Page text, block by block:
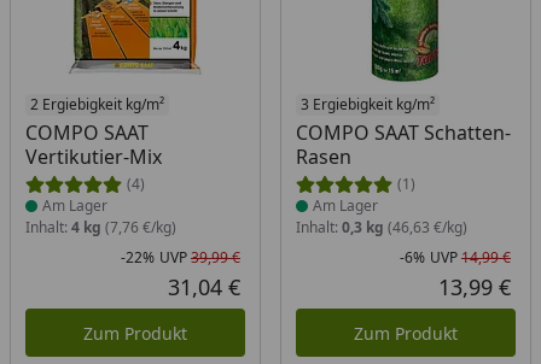
2 Ergiebigkeit kg/m²
COMPO SAAT
Vertikutier-Mix
(4)
Produkt am Lager
Am Lager
Inhalt: 4 kg (7,76 €/kg)
Rabatt in Prozent
-22%
Ursprünglicher Preis
UVP39,99 €
Aktueller Preis
31,04 €
Zum Produkt
3 Ergiebigkeit kg/m²
COMPO SAAT Schatten-
Rasen
(1)
Produkt am Lager
Am Lager
Inhalt: 0,3 kg (46,63 €/kg)
-6% UVP14,99 €
13,99 €
Zum Produkt